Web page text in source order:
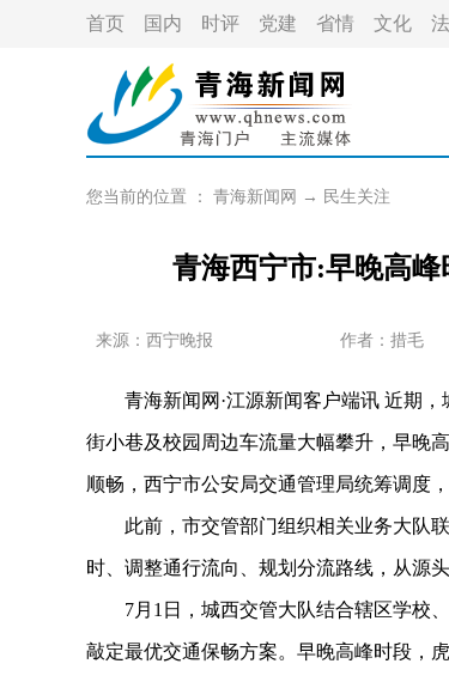
首页 国内 时评 党建 省情 文化
您当前的位置 ： 青海新闻网 → 民生关注
青海西宁市:早晚高
来源：西宁晚报 作者： 措毛
青海新闻网·江源新闻客户端讯 近期，
街小巷及校园周边车流量大幅攀升，早晚
顺畅，西宁市公安局交通管理局统筹调度
此前，市交管部门组织相关业务大队联
时、调整通行流向、规划分流路线，从源
7月1日，城西交管大队结合辖区学校、
敲定最优交通保畅方案。早晚高峰时段，